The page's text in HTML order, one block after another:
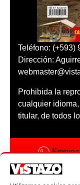
Teléfono: (+593)
Dirección:
Prohibida la
cualquier
titular, de todos